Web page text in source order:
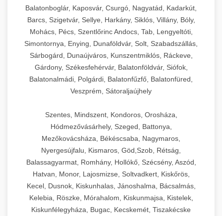
Balatonboglár, Kaposvár, Csurgó, Nagyatád, Kadarkút,
Barcs, Szigetvár, Sellye, Harkány, Siklós, Villány, Bóly,
Mohács, Pécs, Szentlőrinc Andocs, Tab, Lengyeltóti,
Simontornya, Enying, Dunaföldvár, Solt, Szabadszállás,
Sárbogárd, Dunaújváros, Kunszentmiklós, Ráckeve,
Gárdony, Székesfehérvár, Balatonföldvár, Siófok,
Balatonalmádi, Polgárdi, Balatonfűzfő, Balatonfüred,
Veszprém, Sátoraljaújhely
Szentes, Mindszent, Kondoros, Orosháza,
Hódmezővásárhely, Szeged, Battonya,
Mezőkovácsháza, Békéscsaba, Nagymaros,
Nyergesújfalu, Kismaros, Göd,Szob, Rétság,
Balassagyarmat, Romhány, Hollókő, Szécsény, Aszód,
Hatvan, Monor, Lajosmizse, Soltvadkert, Kiskőrös,
Kecel, Dusnok, Kiskunhalas, Jánoshalma, Bácsalmás,
Kelebia, Röszke, Mórahalom, Kiskunmajsa, Kistelek,
Kiskunfélegyháza, Bugac, Kecskemét, Tiszakécske